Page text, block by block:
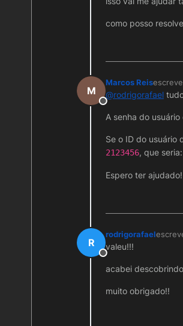
como posso
M
Offline
Marcos Reis
última
@rodrigorafael
A senha do
Se o ID do usuário
2123456, que seria:
Espero ter ajudado!
R
Offline
rodrigorafael
última
valeu!!!
acabei
muito obrigado!!